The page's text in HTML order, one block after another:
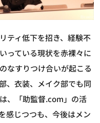
ティ低下を招き、経験不
っている現状を赤裸々に
なすりつけ合いが起こる
、衣装、メイク部でも同
、「助監督.com」の活
感じつつも、今後はメン